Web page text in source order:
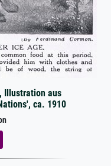
Illustration aus
ca. 1910